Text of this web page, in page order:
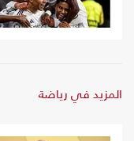
المزيد في رياضة